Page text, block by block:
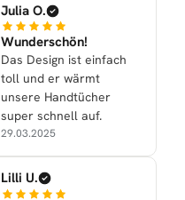
Julia O.
Wunderschön!
Das Design ist einfach
toll und er wärmt
unsere Handtücher
super schnell auf.
29.03.2025
Lilli U.